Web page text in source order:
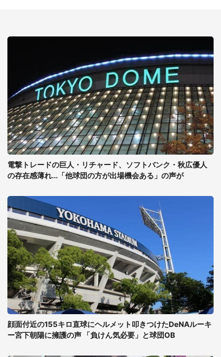
電撃トレードの巨人・リチャード、ソフトバンク・秋広優人
の存在感薄れ...「他球団の方が出場機会ある」の声が
顔面付近の155キロ直球にヘルメット叩きつけたDeNAルーキ
ー宮下朝陽に擁護の声 「負けん気必要」と球団OB